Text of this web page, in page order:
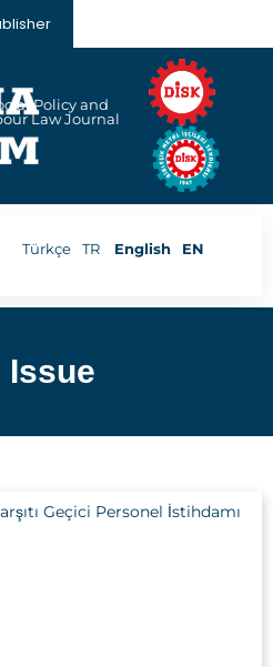
Policy and
Law Journal
Türkçe TR English EN
Issue
Geçici Personel İstihdamı